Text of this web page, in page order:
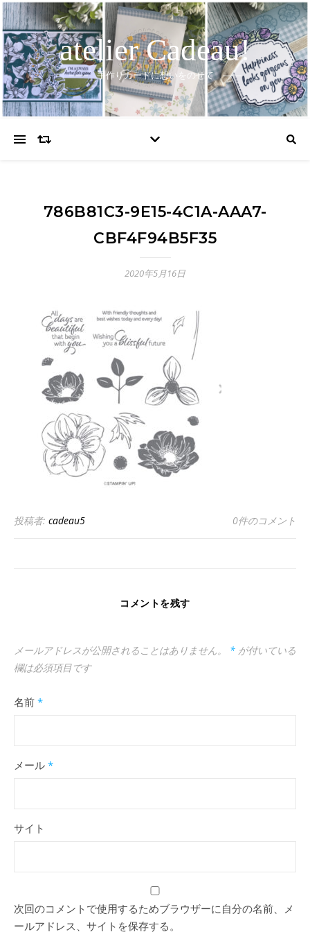
atelier Cadeau!
手作りカードに想いをのせて
786B81C3-9E15-4C1A-AAA7-
CBF4F94B5F35
2020年5月16日
投稿者: cadeau5 0件のコメント
コメントを残す
メールアドレスが公開されることはありません。 * が付いている
欄は必須項目です
名前 *
メール *
サイト
次回のコメントで使用するためブラウザーに自分の名前、メ
ールアドレス、サイトを保存する。